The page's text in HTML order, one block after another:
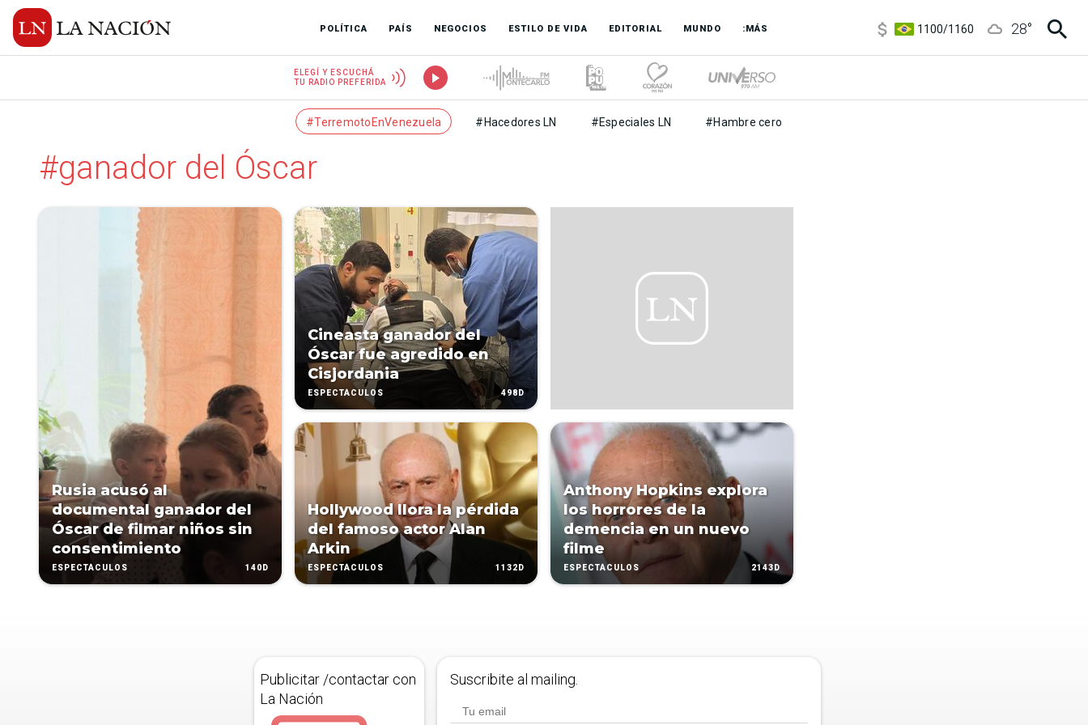
POLÍTICA PAÍS NEGOCIOS ESTILO DE VIDA EDITORIAL MUNDO :MÁS
1100/1160
28°
ELEGÍ Y ESCUCHÁ
TU RADIO PREFERIDA
#TerremotoEnVenezuela #Hacedores LN #Especiales LN #Hambre cero
#ganador del Óscar
Rusia acusó al
documental ganador del
Óscar de filmar niños sin
consentimiento
ESPECTÁCULOS 140D
Cineasta ganador del
Óscar fue agredido en
Cisjordania
ESPECTÁCULOS 498D
Hollywood llora la pérdida
del famoso actor Alan
Arkin
ESPECTÁCULOS 1132D
Anthony Hopkins explora
los horrores de la
demencia en un nuevo
filme
ESPECTÁCULOS 2143D
Publicitar /contactar con
La Nación
Suscribite al mailing.